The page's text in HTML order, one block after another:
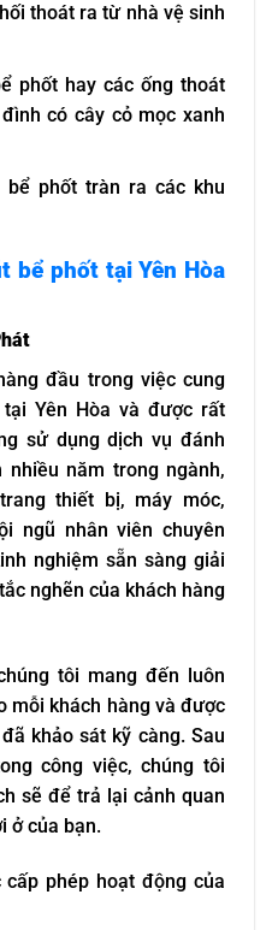
thoát ra từ nhà vệ sinh
phốt hay các ống thoát
có cây cỏ mọc xanh
phốt tràn ra các khu
bể phốt tại Yên Hòa
đầu trong việc cung
Yên Hòa và được rất
sử dụng dịch vụ đánh
năm trong ngành,
thiết bị, máy móc,
ngũ nhân viên chuyên
nghiệm sẵn sàng giải
nghẽn của khách hàng
tôi mang đến luôn
mỗi khách hàng và được
khảo sát kỹ càng. Sau
công việc, chúng tôi
sẽ để trả lại cảnh quan
ở của bạn.
phép hoạt động của